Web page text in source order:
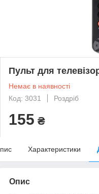
Пульт для
Немає в наявності
Код: 3031
Роздріб
155 ₴
Характеристики
Опис